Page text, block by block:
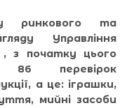
ринкового та
Управління
, з початку цього
86 перевірок
а це: іграшки,
мийні засоби